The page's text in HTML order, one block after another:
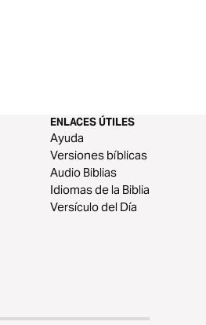
ENLACES ÚTILES
Ayuda
Versiones bíblicas
Audio Biblias
Idiomas de la Biblia
Versículo del Día